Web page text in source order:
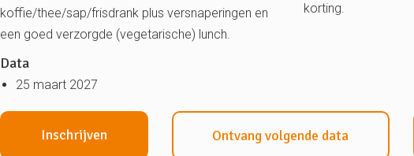
koffie/thee/sap/frisdrank plus versnaperingen en
een goed verzorgde (vegetarische) lunch.
korting.
Data
25 maart 2027
Inschrijven Ontvang volgende data